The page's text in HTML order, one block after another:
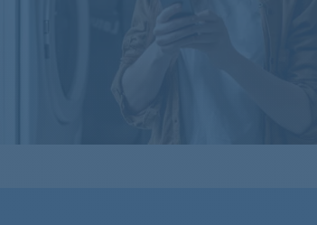
KGA3101